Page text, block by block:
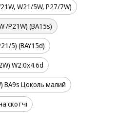
W21/5W, Р27/7W)
/P21W) (BA15s)
5) (BAY15d)
W2.0x4.6d
BA9s Цоколь малий
скотчі